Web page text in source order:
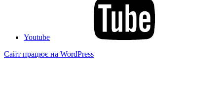
Youtube
Сайт працює на WordPress